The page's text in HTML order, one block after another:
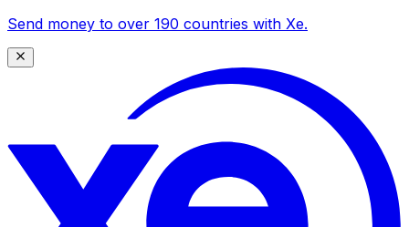
Send money to over 190 countries with Xe.